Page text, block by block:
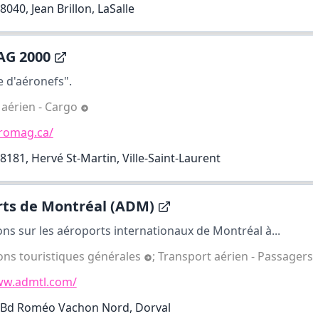
Jean Brillon, LaSalle
2000
d'aéronefs".
- Cargo
Hervé St-Martin, Ville-Saint-Laurent
de Montréal (ADM)
sur les aéroports internationaux de Montréal à...
touristiques générales
; Transport aérien - Passagers
Roméo Vachon Nord, Dorval